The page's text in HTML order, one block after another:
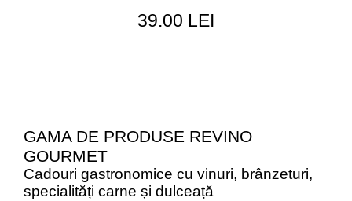
39.00 LEI
GAMA DE PRODUSE REVINO
GOURMET
Cadouri gastronomice cu vinuri, brânzeturi,
specialități carne și dulceață